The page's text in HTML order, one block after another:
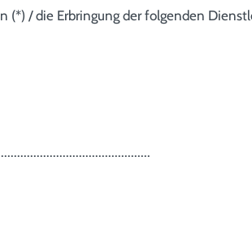
(*) / die Erbringung der folgenden